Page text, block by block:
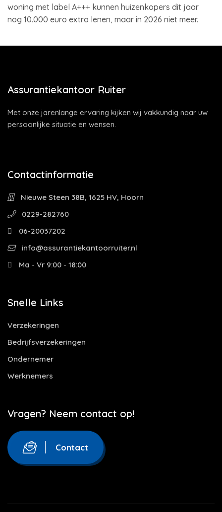
woning met label A+++ kunnen huizenkopers dit jaar
nog 10.000 euro extra lenen, maar in 2026 niet meer.
Assurantiekantoor Ruiter
Met onze jarenlange ervaring kijken wij vakkundig naar uw
persoonlijke situatie en wensen.
Contactinformatie
Nieuwe Steen 38B, 1625 HV, Hoorn
0229-282760
06-20037202
info@assurantiekantoorruiter.nl
Ma - Vr 9:00 - 18:00
Snelle Links
Verzekeringen
Bedrijfsverzekeringen
Ondernemer
Werknemers
Vragen? Neem contact op!
Contact